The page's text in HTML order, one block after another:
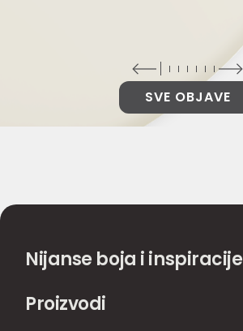
SVE OBJAVE
Nijanse boja i inspiracije
Proizvodi